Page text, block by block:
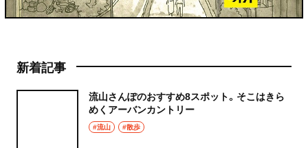
新着記事
流山さんぽのおすすめ8スポット。そこはきら
めくアーバンカントリー
#流山 #散歩